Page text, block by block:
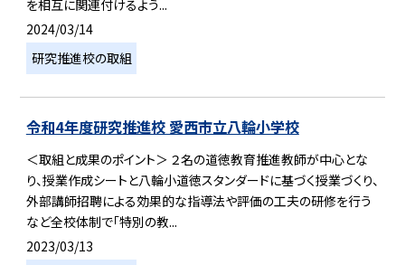
を相互に関連付けるよう...
2024/03/14
研究推進校の取組
令和4年度研究推進校 愛西市立八輪小学校
＜取組と成果のポイント＞ ２名の道徳教育推進教師が中心とな
り、授業作成シートと八輪小道徳スタンダードに基づく授業づくり、
外部講師招聘による効果的な指導法や評価の工夫の研修を行う
など全校体制で「特別の教...
2023/03/13